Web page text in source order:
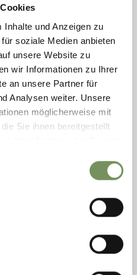
und Anzeigen zu
soziale Medien anbieten
unsere Website zu
wir Informationen zu Ihrer
an unsere Partner für
Analysen weiter. Unsere
möglicherweise mit
Sie ihnen bereitgestellt